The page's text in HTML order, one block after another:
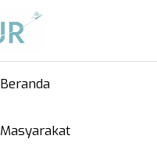
Beranda
Masyarakat